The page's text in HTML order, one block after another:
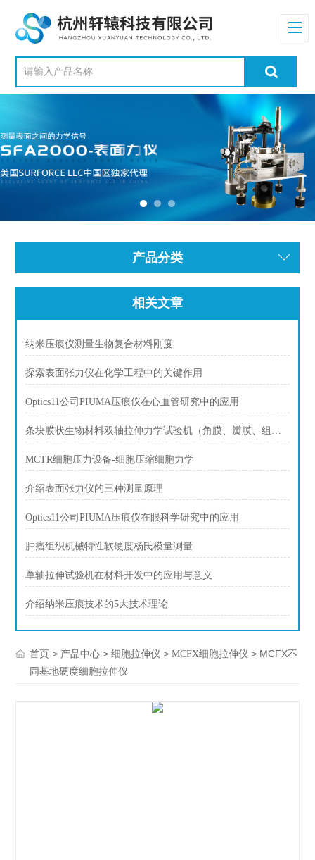
产品分类
相关文章
纳米压痕仪测量生物复合材料刚度
探索表面张力仪在化学工程中的关键作用
Optics11公司PIUMA压痕仪在心血管研究中的应用
条块膜状生物材料双轴拉伸力学试验机（角膜、瓣膜、组织）
MCTR细胞压力设备-细胞压缩细胞力学
介绍表面张力仪的三种测量原理
Optics11公司PIUMA压痕仪在眼科学研究中的应用
肿瘤组织机械特性软硬度杨氏模量测量
单轴拉伸试验机在材料开发中的应用与意义
介绍纳米压痕技术的5大技术理论
首页 > 产品中心 >细胞拉伸仪 >MCFX细胞拉伸仪 > MCFX不
同基地硬度细胞拉伸仪